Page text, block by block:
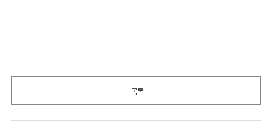
목록